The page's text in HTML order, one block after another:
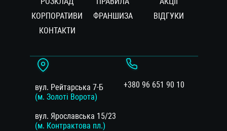
КОРПОРАТИВИ
ФРАНШИЗА
ВIДГУКИ
КОНТАКТИ
вул. Рейтарська 7-Б
(м. Золоті Ворота)
вул. Ярославська 15/23
(м. Контрактова пл.)
+380 96 651 90 10